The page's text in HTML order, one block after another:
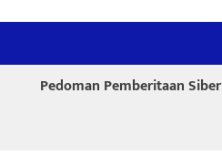
Pedoman Pemberitaan Siber